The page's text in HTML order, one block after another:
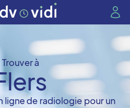
Trouver à
ligne de radiologie pour un